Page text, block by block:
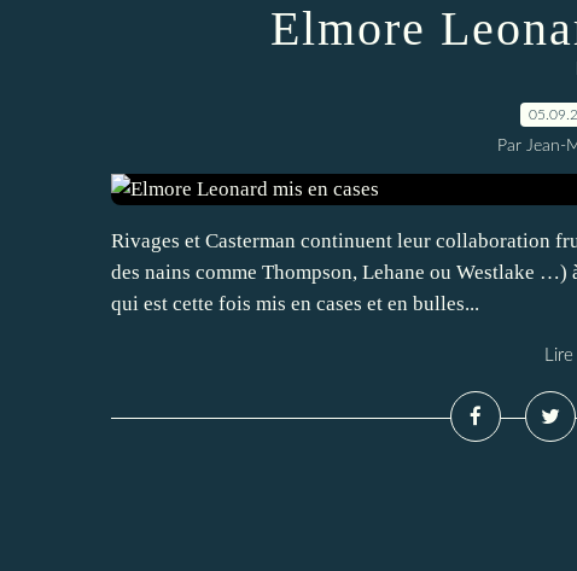
Elmore
Par Jean-
Rivages et Casterman continuent leur collaboration
des nains comme Thompson, Lehane ou Westlake
qui est cette fois mis en cases et en bulles...